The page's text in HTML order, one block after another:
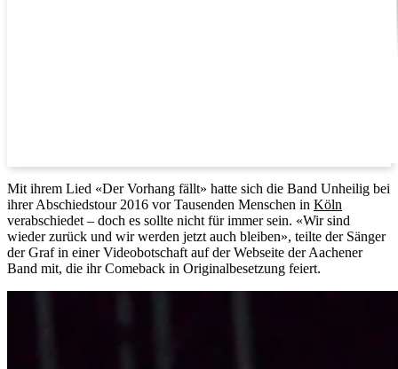
Mit ihrem Lied «Der Vorhang fällt» hatte sich die Band Unheilig bei
ihrer Abschiedstour 2016 vor Tausenden Menschen in Köln
verabschiedet – doch es sollte nicht für immer sein. «Wir sind
wieder zurück und wir werden jetzt auch bleiben», teilte der Sänger
der Graf in einer Videobotschaft auf der Webseite der Aachener
Band mit, die ihr Comeback in Originalbesetzung feiert.